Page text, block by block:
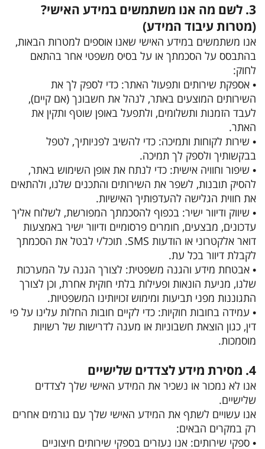
3. לשם מה אנו משתמשים במידע האישי?
(מטרות עיבוד המידע)
אנו משתמשים במידע האישי שאנו אוספים למטרות הבאות,
בהתבסס על הסכמתך או על בסיס משפטי אחר בהתאם
לחוק:
• אספקת שירותים ותפעול האתר: כדי לספק לך את
השירותים המוצעים באתר, לנהל את חשבונך (אם קיים),
לעבד הזמנות ותשלומים, ולתפעל באופן שוטף ותקין את
האתר.
• שירות לקוחות ותמיכה: כדי להשיב לפניותיך, לטפל
בבקשותיך ולספק לך תמיכה.
• שיפור וחוויה אישית: כדי לנתח את אופן השימוש באתר,
להסיק תובנות, לשפר את השירותים והתכנים שלנו, ולהתאים
את חווית הגלישה להעדפותיך האישיות.
• שיווק ודיוור ישיר: בכפוף להסכמתך המפורשת, לשלוח אליך
עדכונים, מבצעים, חומרים פרסומיים ודיוור ישיר באמצעות
דואר אלקטרוני או הודעות SMS. תוכל/י לבטל את הסכמתך
לקבלת דיוור בכל עת.
• אבטחת מידע והגנה משפטית: לצורך הגנה על המערכות
שלנו, מניעת הונאות ופעילות בלתי חוקית אחרת, וכן לצורך
התגוננות מפני תביעות ומימוש זכויותינו המשפטיות.
• עמידה בחובות חוקיות: כדי לקיים חובות החלות עלינו על פי
דין, כגון הוצאת חשבוניות או מענה לדרישות של רשויות
מוסמכות.
4. מסירת מידע לצדדים שלישיים
אנו לא נמכור או נשכיר את המידע האישי שלך לצדדים
שלישיים.
אנו עשויים לשתף את המידע האישי שלך עם גורמים אחרים
רק במקרים הבאים:
• ספקי שירותים: אנו נעזרים בספקי שירותים חיצוניים